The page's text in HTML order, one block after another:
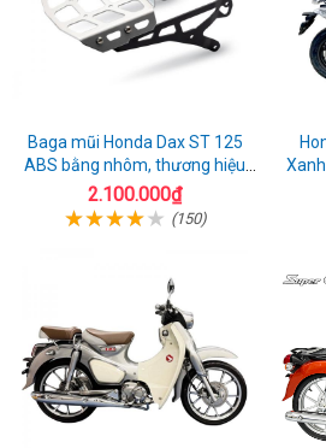
Baga mũi Honda Dax ST 125
ABS bằng nhôm, thương hiệu
Gcraft chính hãng
2.100.000₫
(150)